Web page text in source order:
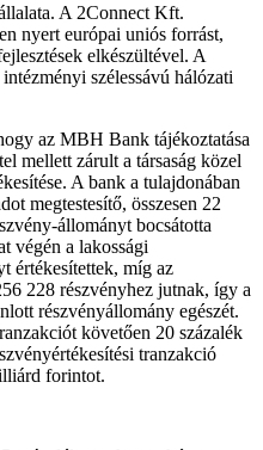
A 2Connect Kft.
nyert európai uniós forrást,
elkészültével. A
szélessávú hálózati
az MBH Bank tájékoztatása
mellett zárult a társaság közel
A bank a tulajdonában
megtestesítő, összesen 22
állományt bocsátotta
végén a lakossági
értékesítettek, míg az
228 részvényhez jutnak, így a
részvényállomány egészét.
követően 20 százalék
tranzakció
forintot.